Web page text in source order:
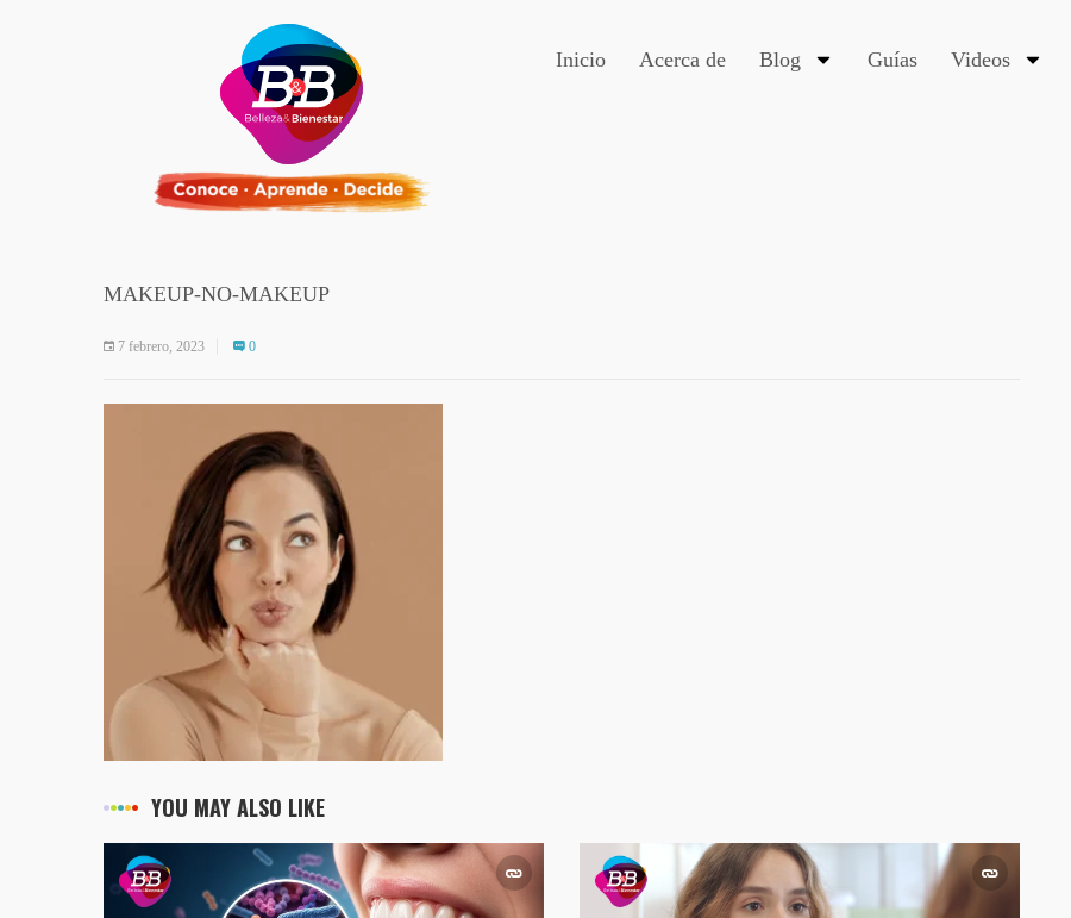
Inicio Acerca de Blog Guías Videos
MAKEUP-NO-MAKEUP
7 febrero, 2023 0
YOU MAY ALSO LIKE